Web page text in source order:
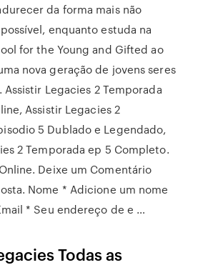
da forma mais não
enquanto estuda na
for the Young and Gifted ao
nova geração de jovens seres
Legacies 2 Temporada
Assistir Legacies 2
5 Dublado e Legendado,
2 Temporada ep 5 Completo.
Deixe um Comentário
Nome * Adicione um nome
* Seu endereço de e …
Todas as